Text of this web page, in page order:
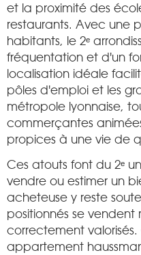
et la proximité des
restaurants. Avec une
habitants, le 2ᵉ
fréquentation et d'un
localisation idéale
pôles d'emploi et les
métropole lyonnaise,
commerçantes
propices à une vie de
Ces atouts font du 2ᵉ
vendre ou estimer un
acheteuse y reste
positionnés se vendent
correctement
appartement